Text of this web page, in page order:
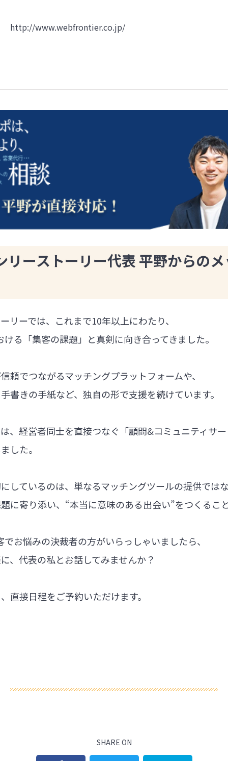
http://www.webfrontier.co.jp/
リーストーリー代表 平野からの
リーでは、これまで10年以上にわたり、
る「集客の課題」と真剣に向き合ってきました。
頼でつながるマッチングプラットフォームや、
書きの手紙など、独自の形で支援を続けています。
、経営者同士を直接つなぐ「顧問&コミュニティサ
した。
しているのは、単なるマッチングツールの提供では
に寄り添い、“本当に意味のある出会い”をつくるこ
お悩みの決裁者の方がいらっしゃいましたら、
、代表の私とお話してみませんか？
直接日程をご予約いただけます。
SHARE ON